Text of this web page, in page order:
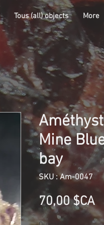
Tous (all) objects More
Mine
bay
SKU : Am-0047
70,00 $CA